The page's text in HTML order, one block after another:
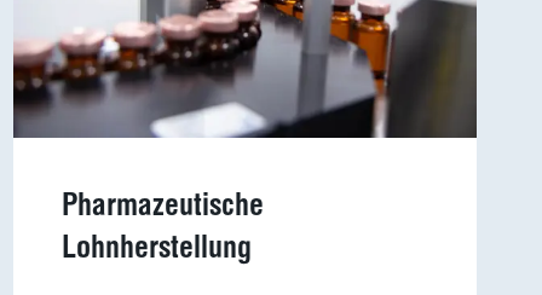
Pharmazeutische
Lohnherstellung